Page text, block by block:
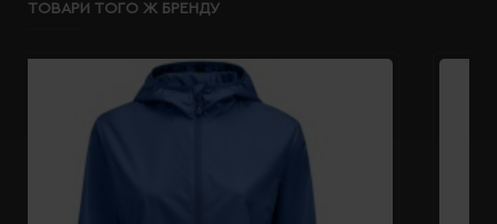
ТОВАРИ ТОГО Ж БРЕНДУ